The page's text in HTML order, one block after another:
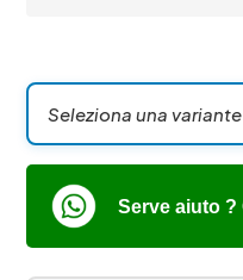
Seleziona una variante
Serve aiuto